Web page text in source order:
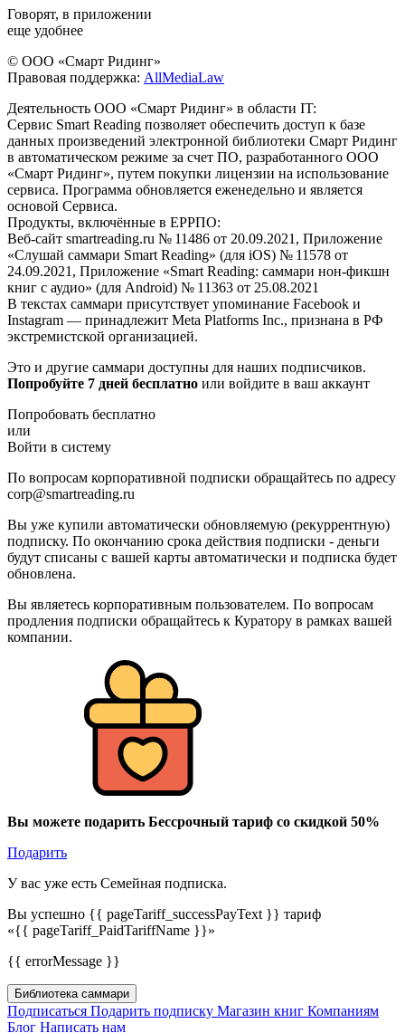
Говорят, в приложении
еще удобнее
© ООО «Смарт Ридинг»
Правовая поддержка: AllMediaLaw
Деятельность ООО «Смарт Ридинг» в области IT:
Сервис Smart Reading позволяет обеспечить доступ к базе
данных произведений электронной библиотеки Смарт Ридинг
в автоматическом режиме за счет ПО, разработанного ООО
«Смарт Ридинг», путем покупки лицензии на использование
сервиса. Программа обновляется еженедельно и является
основой Сервиса.
Продукты, включённые в ЕРРПО:
Веб-сайт smartreading.ru № 11486 от 20.09.2021, Приложение
«Слушай саммари Smart Reading» (для iOS) № 11578 от
24.09.2021, Приложение «Smart Reading: саммари нон-фикшн
книг с аудио» (для Android) № 11363 от 25.08.2021
В текстах саммари присутствует упоминание Facebook и
Instagram — принадлежит Meta Platforms Inc., признана в РФ
экстремистской организацией.
Это и другие саммари доступны для наших подписчиков.
Попробуйте 7 дней бесплатно или войдите в ваш аккаунт
Попробовать бесплатно
или
Войти в систему
По вопросам корпоративной подписки обращайтесь по адресу
corp@smartreading.ru
Вы уже купили автоматически обновляемую (рекуррентную)
подписку. По окончанию срока действия подписки - деньги
будут списаны с вашей карты автоматически и подписка будет
обновлена.
Вы являетесь корпоративным пользователем. По вопросам
продления подписки обращайтесь к Куратору в рамках вашей
компании.
Вы можете подарить Бессрочный тариф со скидкой 50%
Подарить
У вас уже есть Семейная подписка.
Вы успешно {{ pageTariff_successPayText }} тариф
«{{ pageTariff_PaidTariffName }}»
{{ errorMessage }}
Библиотека саммари
Подписаться Подарить подписку Магазин книг Компаниям
Блог Написать нам